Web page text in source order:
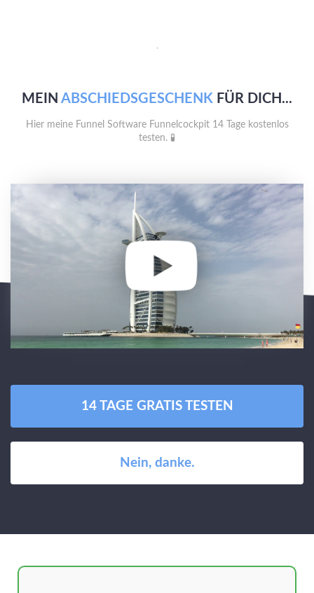
MEIN ABSCHIEDSGESCHENK FÜR DICH...
Hier meine Funnel Software Funnelcockpit 14 Tage kostenlos
testen. 🧪
14 TAGE GRATIS TESTEN
Nein, danke.